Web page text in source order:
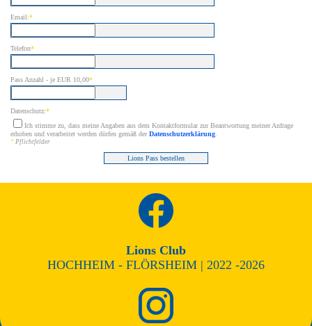
Email:*
Telefon*
Pass Anzahl - je EUR 10,00*
Datenschutz:*
Ich stimme zu, dass meine Angaben aus dem Kontaktformular zur Beantwortung meiner Anfrage
erhoben und verarbeitet werden dürfen gemäß derDatenschutzerklärung
* Pflichtfelder
Lions Pass bestellen
Lions Club
HOCHHEIM - FLÖRSHEIM | 2022 -2026